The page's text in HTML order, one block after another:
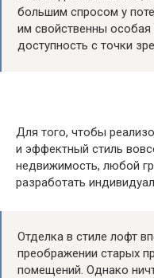
большим спросом у
им свойственны особая
доступность с точки
Для того, чтобы
и эффектный стиль
недвижимость, любой
разработать
Отделка в стиле лофт
преображении старых
помещений. Однако